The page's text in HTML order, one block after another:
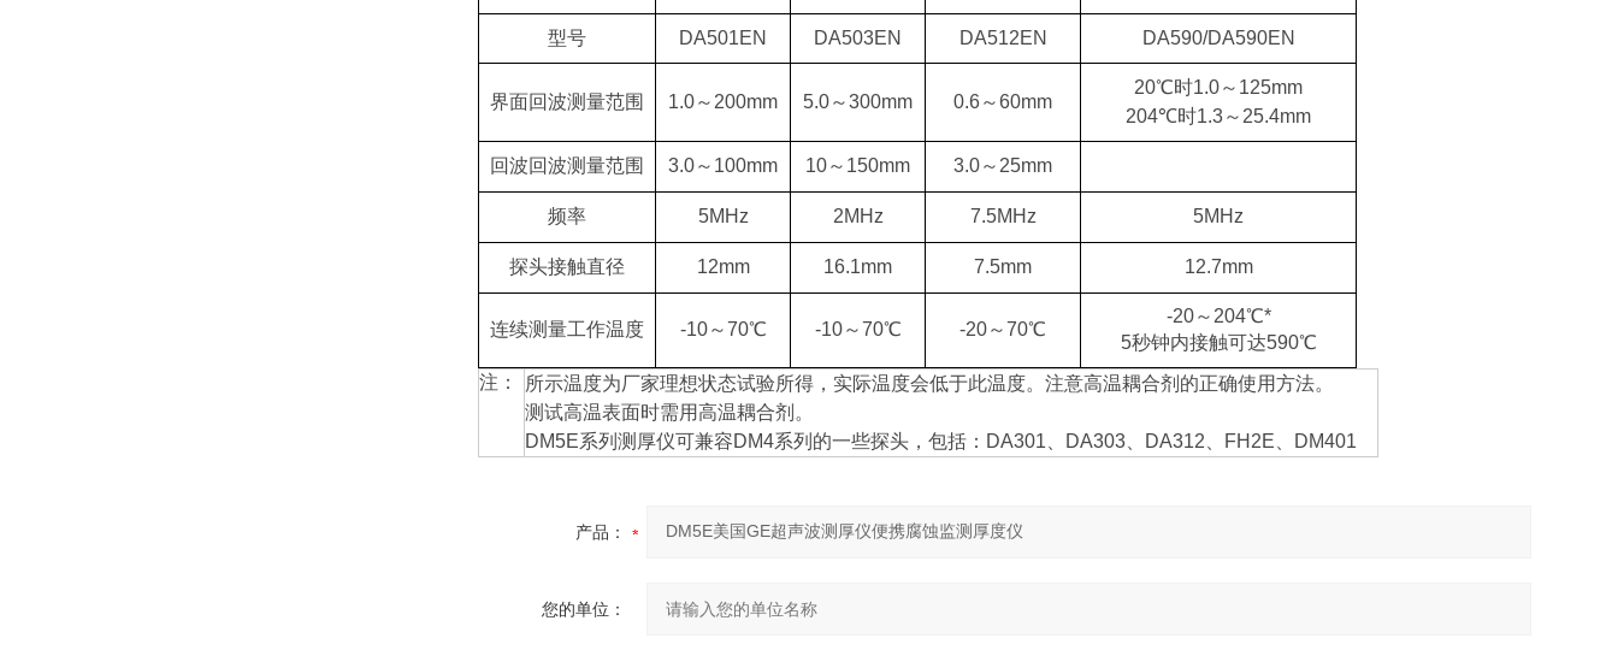
型号 DA501EN DA503EN DA512EN DA590/DA590EN
界面回波测量范围 1.0～200mm 5.0～300mm 0.6～60mm
20℃时1.0～125mm
204℃时1.3～25.4mm
回波回波测量范围 3.0～100mm 10～150mm 3.0～25mm
频率 5MHz 2MHz 7.5MHz 5MHz
探头接触直径 12mm 16.1mm 7.5mm 12.7mm
连续测量工作温度 -10～70℃ -10～70℃ -20～70℃
-20～204℃*
5秒钟内接触可达590℃
注：
所示温度为厂家理想状态试验所得，实际温度会低于此温度。注意高温耦合剂的正确使用方法。
测试高温表面时需用高温耦合剂。
DM5E系列测厚仪可兼容DM4系列的一些探头，包括：DA301、DA303、DA312、FH2E、DM401
产品：
您的单位：